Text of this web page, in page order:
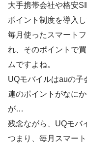
大手携帯会社や格安
ポイント制度を導入し
毎月使ったスマート
れ、そのポイントで
ムですよね。
UQモバイルはauの子
連のポイントがなに
が…
残念ながら、UQモバ
つまり、毎月スマー